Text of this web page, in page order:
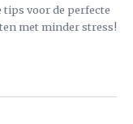
voor de perfecte
met minder stress!